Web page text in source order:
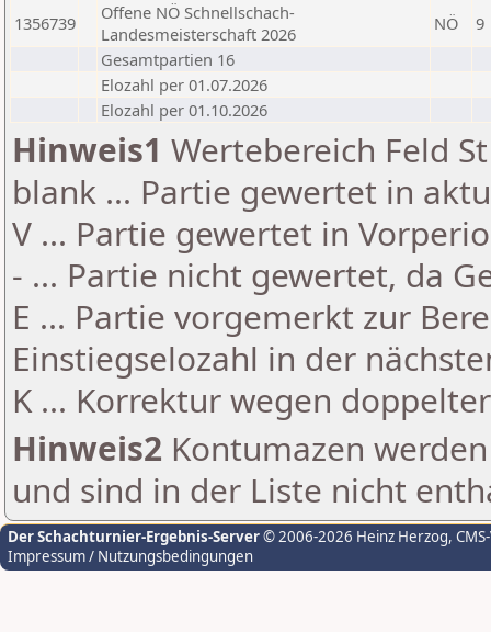
1356739
Offene NÖ Schnellschach-
Landesmeisterschaft 2026
NÖ
9
Gesamtpartien 16
Elozahl per 01.07.2026
Elozahl per 01.10.2026
Hinweis1 Wertebereich Feld
blank ... Partie gewertet in
V ... Partie gewertet in
- ... Partie nicht gewertet, da
E ... Partie vorgemerkt zur
Einstiegselozahl in der
K ... Korrektur wegen
Hinweis2 Kontumazen
und sind in der Liste nicht
Der Schachturnier-Ergebnis-Server© 2006-2026 Heinz Herzog,
Impressum / Nutzungsbedingungen